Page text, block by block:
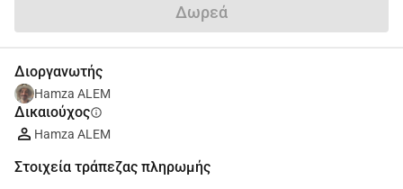
Δωρεά
Διοργανωτής
Hamza ALEM
Δικαιούχοςinfo
Hamza ALEM
Στοιχεία τράπεζας πληρωμής